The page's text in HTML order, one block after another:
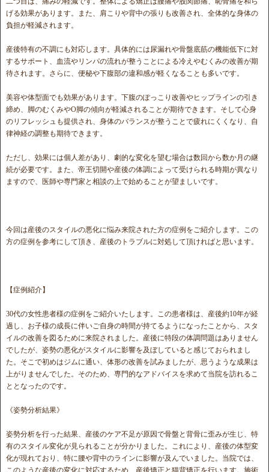
げる効果があります。また、肩こりや背中の張りも改善され、全体的な身体の
負担が軽減されます。
産後特有の不調にも対応します。具体的には尿漏れや骨盤底筋の機能低下に対
するサポート、血流やリンパの流れが整うことによる冷えやむくみの改善が期
待されます。さらに、便秘や下腹部の違和感が軽くなることも多いです。
美容や体型面でも効果があります。下腹のぽっこり改善やヒップラインの引き
締め、脚のむくみやO脚の傾向が軽減されることが期待できます。そして心身
のリフレッシュも提供され、身体のバランスが整うことで疲れにくくなり、自
律神経の調整も期待できます。
ただし、効果には個人差があり、劇的な変化を望む場合は数回から数か月の継
続が必要です。また、帝王切開や産後の体調によって受けられる時期が異なり
ますので、医師や専門家と相談の上で始めることが望ましいです。
今回は産後のスタイルの悪化に悩み来院された方の症例をご紹介します。この
方の症例を参考にして頂き、産後のトラブルに対処して頂ければと思います。
【症例紹介】
30代の女性患者様の症例をご紹介いたします。この患者様は、産後約10年が経
過し、お子様の成長に伴いご自身の時間が持てるようになったことから、スタ
イルの改善を図るために来院されました。産後に特段の体調問題はありません
でしたが、姿勢の悪化がスタイルに影響を及ぼしていると感じておられまし
た。そこで初めはジムに通い、体形の改善を試みましたが、思うような成果は
上がりませんでした。そのため、専門的なアドバイスを求めて当院を訪れるこ
ととなったのです。
《姿勢分析結果》
姿勢分析を行った結果、産後のケア不足が原因で骨盤と背骨に歪みが生じ、特
有のスタイル変化が見られることが分かりました。これにより、産後の体型変
化が現れており、特に腰や背中のラインに影響が及んでいました。当院では、
このような産後の変化に対応するため、産後矯正と猫背矯正を行います。施術